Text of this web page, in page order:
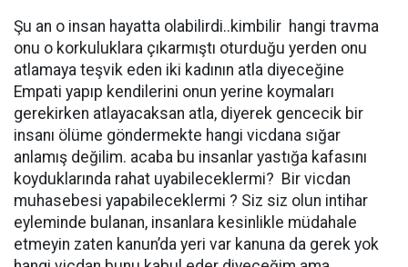
Şu an o insan hayatta olabilirdi..kimbilir hangi travma
onu o korkuluklara çıkarmıştı oturduğu yerden onu
atlamaya teşvik eden iki kadının atla diyeceğine
Empati yapıp kendilerini onun yerine koymaları
gerekirken atlayacaksan atla, diyerek gencecik bir
insanı ölüme göndermekte hangi vicdana sığar
anlamış değilim. acaba bu insanlar yastığa kafasını
koyduklarında rahat uyabileceklermi? Bir vicdan
muhasebesi yapabileceklermi ? Siz siz olun intihar
eyleminde bulanan, insanlara kesinlikle müdahale
etmeyin zaten kanun’da yeri var kanuna da gerek yok